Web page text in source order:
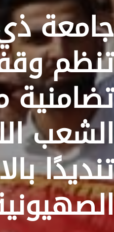
جامعة
تنظم
تضامنية
الشعب
تنديدًا